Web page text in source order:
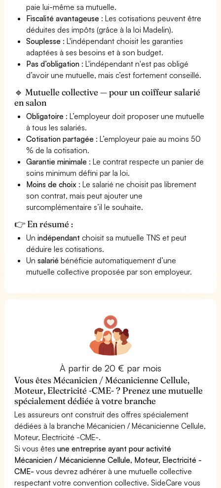
paie lui-même sa mutuelle.
Fiscalité avantageuse : Les cotisations peuvent être
déduites des impôts (grâce à la loi Madelin).
Souplesse : L'indépendant choisit les garanties
adaptées à ses besoins et à son budget.
Pas d’obligation : L'indépendant n'est pas obligé
d’avoir une mutuelle, mais c’est fortement conseillé.
🔹 Mutuelle collective — pour un coiffeur salarié
en salon
Obligatoire : L’employeur doit proposer une mutuelle
à tous les salariés.
Cotisation partagée : L’employeur paie au moins 50
% de la cotisation.
Garantie minimale : Le contrat respecte un panier de
soins minimum défini par la loi.
Moins de choix : Le salarié ne choisit pas librement
son contrat, mais peut ajouter une
surcomplémentaire s’il le souhaite.
👉 En résumé :
Unindépendant choisit sa mutuelle TNS et peut
déduire les cotisations.
Unsalarié bénéficie automatiquement d’une
mutuelle collective proposée par son employeur.
À partir de 20 € par mois
Vous êtes Mécanicien / Mécanicienne Cellule,
Moteur, Electricité -CME- ? Prenez une mutuelle
spécialement dédiée à votre branche
Les assureurs ont construit des offres spécialement
dédiées à la branche Mécanicien / Mécanicienne Cellule,
Moteur, Electricité -CME-.
Si vous êtesune entreprise ayant pour activité
Mécanicien / Mécanicienne Cellule, Moteur, Electricité -
CME- vous devrez adhérer à une mutuelle collective
respectant votre convention collective. SideCare vous